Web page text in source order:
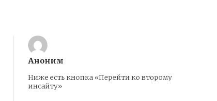
Аноним
Ниже есть кнопка «Перейти ко второму
инсайту»